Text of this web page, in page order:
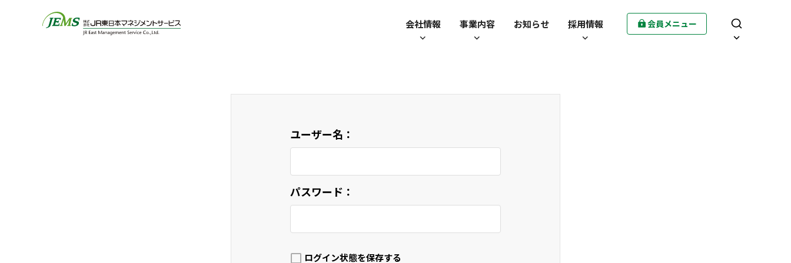
会社情報 事業内容 お知らせ 採用情報 会員メニュー
ユーザー名：
パスワード：
ログイン状態を保存する